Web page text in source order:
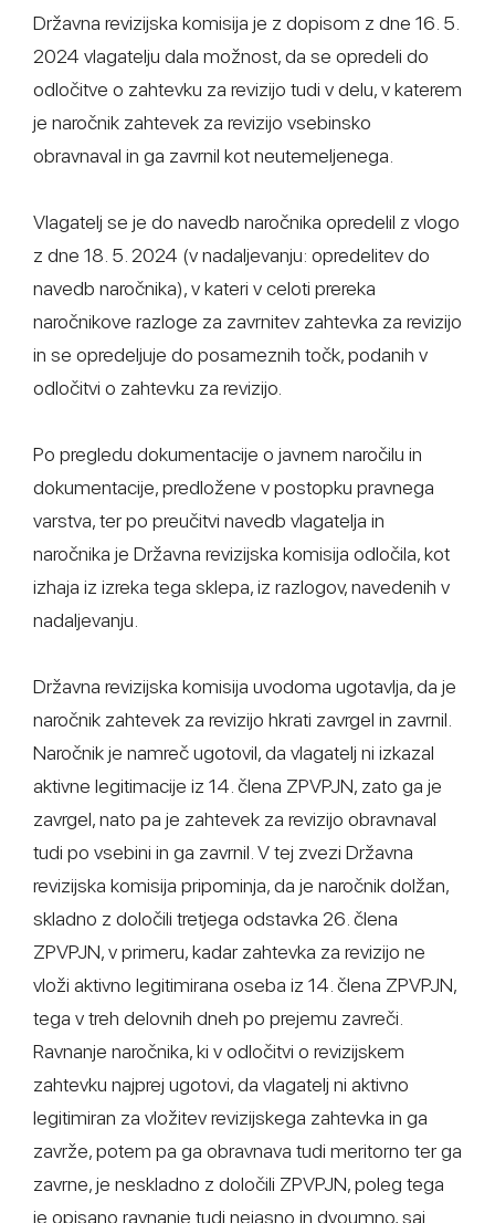
Državna revizijska komisija je z dopisom z dne 16. 5.
2024 vlagatelju dala možnost, da se opredeli do
odločitve o zahtevku za revizijo tudi v delu, v katerem
je naročnik zahtevek za revizijo vsebinsko
obravnaval in ga zavrnil kot neutemeljenega.
Vlagatelj se je do navedb naročnika opredelil z vlogo
z dne 18. 5. 2024 (v nadaljevanju: opredelitev do
navedb naročnika), v kateri v celoti prereka
naročnikove razloge za zavrnitev zahtevka za revizijo
in se opredeljuje do posameznih točk, podanih v
odločitvi o zahtevku za revizijo.
Po pregledu dokumentacije o javnem naročilu in
dokumentacije, predložene v postopku pravnega
varstva, ter po preučitvi navedb vlagatelja in
naročnika je Državna revizijska komisija odločila, kot
izhaja iz izreka tega sklepa, iz razlogov, navedenih v
nadaljevanju.
Državna revizijska komisija uvodoma ugotavlja, da je
naročnik zahtevek za revizijo hkrati zavrgel in zavrnil.
Naročnik je namreč ugotovil, da vlagatelj ni izkazal
aktivne legitimacije iz 14. člena ZPVPJN, zato ga je
zavrgel, nato pa je zahtevek za revizijo obravnaval
tudi po vsebini in ga zavrnil. V tej zvezi Državna
revizijska komisija pripominja, da je naročnik dolžan,
skladno z določili tretjega odstavka 26. člena
ZPVPJN, v primeru, kadar zahtevka za revizijo ne
vloži aktivno legitimirana oseba iz 14. člena ZPVPJN,
tega v treh delovnih dneh po prejemu zavreči.
Ravnanje naročnika, ki v odločitvi o revizijskem
zahtevku najprej ugotovi, da vlagatelj ni aktivno
legitimiran za vložitev revizijskega zahtevka in ga
zavrže, potem pa ga obravnava tudi meritorno ter ga
zavrne, je neskladno z določili ZPVPJN, poleg tega
je opisano ravnanje tudi nejasno in dvoumno, saj